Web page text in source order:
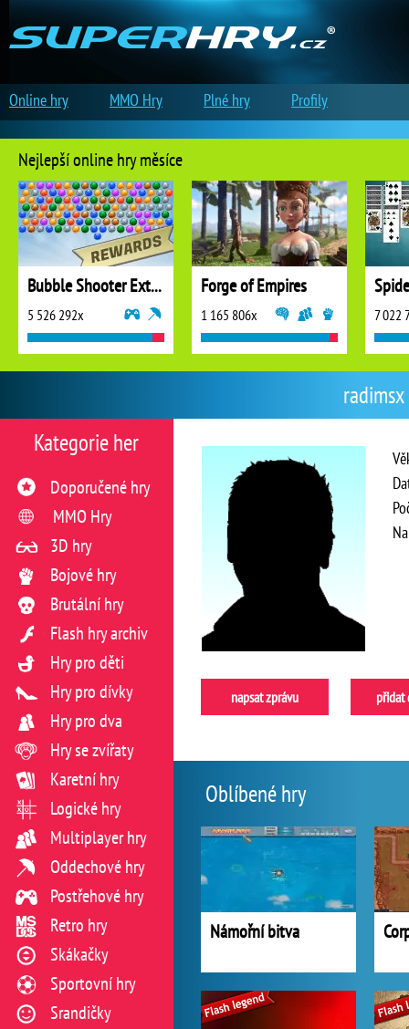
napsat zprávu přidat
Oblíbené hry
Námořní bitva
Kategorie her
Doporučené hry
MMO Hry
3D hry
Bojové hry
Brutální hry
Flash hry archiv
Hry pro děti
Hry pro dívky
Hry pro dva
Hry se zvířaty
Karetní hry
Logické hry
Multiplayer hry
Oddechové hry
Postřehové hry
Retro hry
Skákačky
Sportovní hry
Srandičky
Nejlepší online hry měsíce
Bubble Shooter Extreme
5 526 292x
Forge of Empires
1 165 806x 7 022
Online hry MMO Hry Plné hry Profily